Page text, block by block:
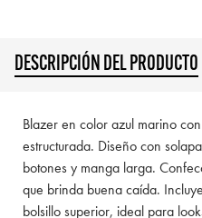
DESCRIPCIÓN DEL PRODUCTO
Blazer en color azul marino
estructurada. Diseño con
botones y manga larga.
que brinda buena caída.
bolsillo superior, ideal para